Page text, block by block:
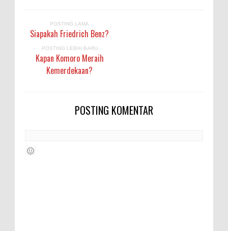
POSTING LAMA
Siapakah Friedrich Benz?
POSTING LEBIH BARU
Kapan Komoro Meraih
Kemerdekaan?
POSTING KOMENTAR